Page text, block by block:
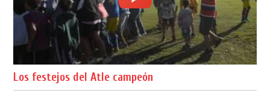
Los festejos del Atle campeón